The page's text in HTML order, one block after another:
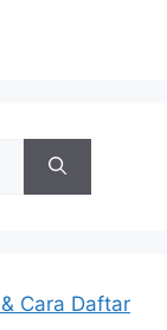
Cara Daftar